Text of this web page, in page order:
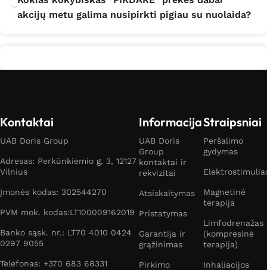
akcijų metu galima nusipirkti pigiau su nuolaida?
Kontaktai
UAB Doris Group
Adresas: Perkūnkiemio g. 3, 12127
Vilnius
Įmonės kodas: 302544270
PVM mok. kodas:LT100009162019
Banko sąsk. nr.: LT70 4010 0424
0297 9055
Telefonas: +370 683 68331
Informacija
UAB Doris
Group
kontaktai ir
rekvizitai
Atsiskaitymas
Pristatymas
Garantija ir
grąžinimas
Pirkimo
Straipsniai
Peršalimo
gydymas
Magnetinė
terapija
Limfodrenažas
(kompresinė
terapija)
Inhaliacijos